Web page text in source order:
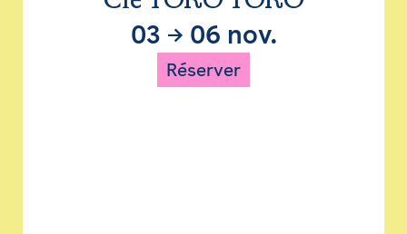
03 → 06 nov.
Réserver